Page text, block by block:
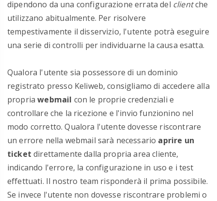
dipendono da una configurazione errata del clientche
utilizzano abitualmente. Per risolvere
tempestivamente il disservizio, l'utente potrà eseguire
una serie di controlli per individuarne la causa esatta.
Qualora l'utente sia possessore di un dominio
registrato presso Keliweb, consigliamo di accedere alla
propriawebmail con le proprie credenziali e
controllare che la ricezione e l'invio funzionino nel
modo corretto. Qualora l'utente dovesse riscontrare
un errore nella webmail sarà necessario aprire un
ticket direttamente dalla propria area cliente,
indicando l'errore, la configurazione in uso e i test
effettuati. Il nostro team risponderà il prima possibile.
Se invece l'utente non dovesse riscontrare problemi o